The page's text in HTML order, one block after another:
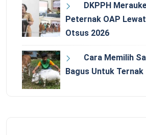
DKPPH
Peternak OAP
Otsus 2026
Cara Memilih
Bagus Untuk Ternak